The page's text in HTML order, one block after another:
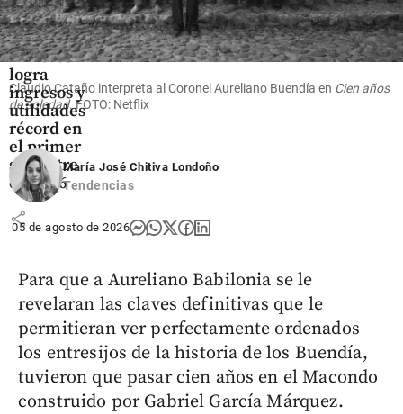
Economía
Mineros
logra
ingresos y
utilidades
récord en
el primer
semestre
de 2026
share
Claudio Cataño interpreta al Coronel Aureliano Buendía en Cien años
de soledad. FOTO: Netflix
María José Chitiva Londoño
Tendencias
05 de agosto de 2026
Para que a Aureliano Babilonia se le
revelaran las claves definitivas que le
permitieran ver perfectamente ordenados
los entresijos de la historia de los Buendía,
tuvieron que pasar cien años en el Macondo
construido por Gabriel García Márquez.